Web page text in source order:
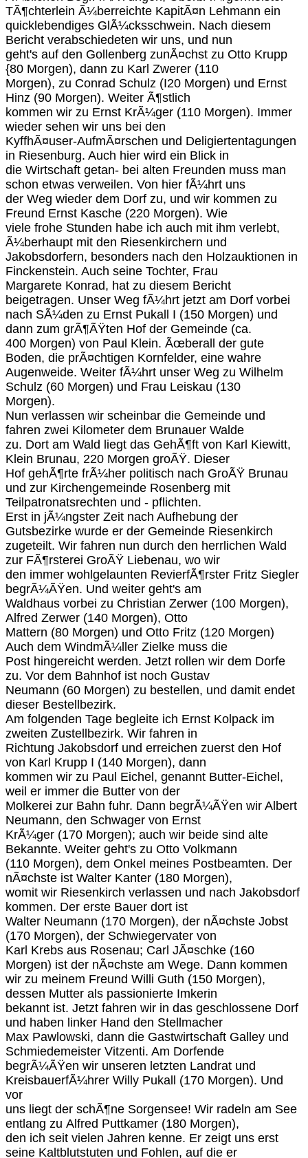
TÃ¶chterlein Ã¼berreichte KapitÃ¤n Lehmann ein
quicklebendiges GlÃ¼cksschwein. Nach diesem
Bericht verabschiedeten wir uns, und nun
geht's auf den Gollenberg zunÃ¤chst zu Otto Krupp
{80 Morgen), dann zu Karl Zwerer (110
Morgen), zu Conrad Schulz (I20 Morgen) und Ernst
Hinz (90 Morgen). Weiter Ã¶stlich
kommen wir zu Ernst KrÃ¼ger (110 Morgen). Immer
wieder sehen wir uns bei den
KyffhÃ¤user-AufmÃ¤rschen und Deligiertentagungen
in Riesenburg. Auch hier wird ein Blick in
die Wirtschaft getan- bei alten Freunden muss man
schon etwas verweilen. Von hier fÃ¼hrt uns
der Weg wieder dem Dorf zu, und wir kommen zu
Freund Ernst Kasche (220 Morgen). Wie
viele frohe Stunden habe ich auch mit ihm verlebt,
Ã¼berhaupt mit den Riesenkirchern und
Jakobsdorfern, besonders nach den Holzauktionen in
Finckenstein. Auch seine Tochter, Frau
Margarete Konrad, hat zu diesem Bericht
beigetragen. Unser Weg fÃ¼hrt jetzt am Dorf vorbei
nach SÃ¼den zu Ernst Pukall I (150 Morgen) und
dann zum grÃ¶ÃŸten Hof der Gemeinde (ca.
400 Morgen) von Paul Klein. Ãœberall der gute
Boden, die prÃ¤chtigen Kornfelder, eine wahre
Augenweide. Weiter fÃ¼hrt unser Weg zu Wilhelm
Schulz (60 Morgen) und Frau Leiskau (130
Morgen).
Nun verlassen wir scheinbar die Gemeinde und
fahren zwei Kilometer dem Brunauer Walde
zu. Dort am Wald liegt das GehÃ¶ft von Karl Kiewitt,
Klein Brunau, 220 Morgen groÃŸ. Dieser
Hof gehÃ¶rte frÃ¼her politisch nach GroÃŸ Brunau
und zur Kirchengemeinde Rosenberg mit
Teilpatronatsrechten und - pflichten.
Erst in jÃ¼ngster Zeit nach Aufhebung der
Gutsbezirke wurde er der Gemeinde Riesenkirch
zugeteilt. Wir fahren nun durch den herrlichen Wald
zur FÃ¶rsterei GroÃŸ Liebenau, wo wir
den immer wohlgelaunten RevierfÃ¶rster Fritz Siegler
begrÃ¼ÃŸen. Und weiter geht's am
Waldhaus vorbei zu Christian Zerwer (100 Morgen),
Alfred Zerwer (140 Morgen), Otto
Mattern (80 Morgen) und Otto Fritz (120 Morgen)
Auch dem WindmÃ¼ller Zielke muss die
Post hingereicht werden. Jetzt rollen wir dem Dorfe
zu. Vor dem Bahnhof ist noch Gustav
Neumann (60 Morgen) zu bestellen, und damit endet
dieser Bestellbezirk.
Am folgenden Tage begleite ich Ernst Kolpack im
zweiten Zustellbezirk. Wir fahren in
Richtung Jakobsdorf und erreichen zuerst den Hof
von Karl Krupp I (140 Morgen), dann
kommen wir zu Paul Eichel, genannt Butter-Eichel,
weil er immer die Butter von der
Molkerei zur Bahn fuhr. Dann begrÃ¼ÃŸen wir Albert
Neumann, den Schwager von Ernst
KrÃ¼ger (170 Morgen); auch wir beide sind alte
Bekannte. Weiter geht's zu Otto Volkmann
(110 Morgen), dem Onkel meines Postbeamten. Der
nÃ¤chste ist Walter Kanter (180 Morgen),
womit wir Riesenkirch verlassen und nach Jakobsdorf
kommen. Der erste Bauer dort ist
Walter Neumann (170 Morgen), der nÃ¤chste Jobst
(170 Morgen), der Schwiegervater von
Karl Krebs aus Rosenau; Carl JÃ¤schke (160
Morgen) ist der nÃ¤chste am Wege. Dann kommen
wir zu meinem Freund Willi Guth (150 Morgen),
dessen Mutter als passionierte Imkerin
bekannt ist. Jetzt fahren wir in das geschlossene Dorf
und haben linker Hand den Stellmacher
Max Pawlowski, dann die Gastwirtschaft Galley und
Schmiedemeister Vitzenti. Am Dorfende
begrÃ¼ÃŸen wir unseren letzten Landrat und
KreisbauerfÃ¼hrer Willy Pukall (170 Morgen). Und
vor
uns liegt der schÃ¶ne Sorgensee! Wir radeln am See
entlang zu Alfred Puttkamer (180 Morgen),
den ich seit vielen Jahren kenne. Er zeigt uns erst
seine Kaltblutstuten und Fohlen, auf die er